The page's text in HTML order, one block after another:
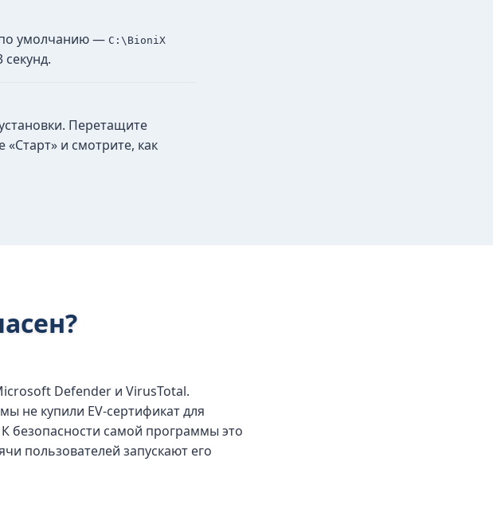
умолчанию — C:\BioniX
Перетащите
и смотрите, как
Defender и VirusTotal.
не купили EV-сертификат для
безопасности самой программы это
пользователей запускают его